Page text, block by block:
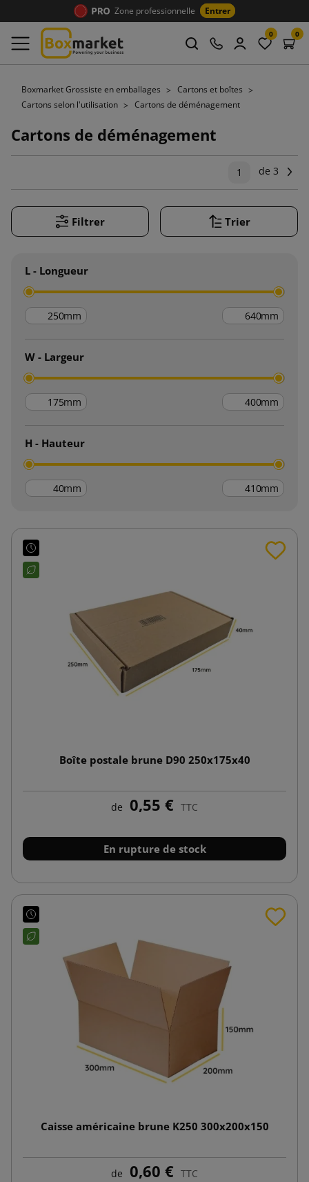
Zone professionnelle Entrer
0 0
Boxmarket Grossiste en emballages
Cartons et boîtes
Cartons selon l'utilisation
Cartons de déménagement
Cartons de déménagement
1 de 3
Filtrer Trier
L - Longueur
mm mm
W - Largeur
mm mm
H - Hauteur
mm mm
Boîte postale brune D90 250x175x40
de 0,55 € TTC
En rupture de stock
Caisse américaine brune K250 300x200x150
de 0,60 € TTC